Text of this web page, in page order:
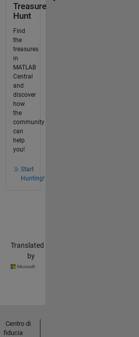
Treasure
Hunt
Find
the
treasures
in
MATLAB
Central
and
discover
how
the
community
can
help
you!
Start
Hunting!
Translated
by
Centro di
fiducia